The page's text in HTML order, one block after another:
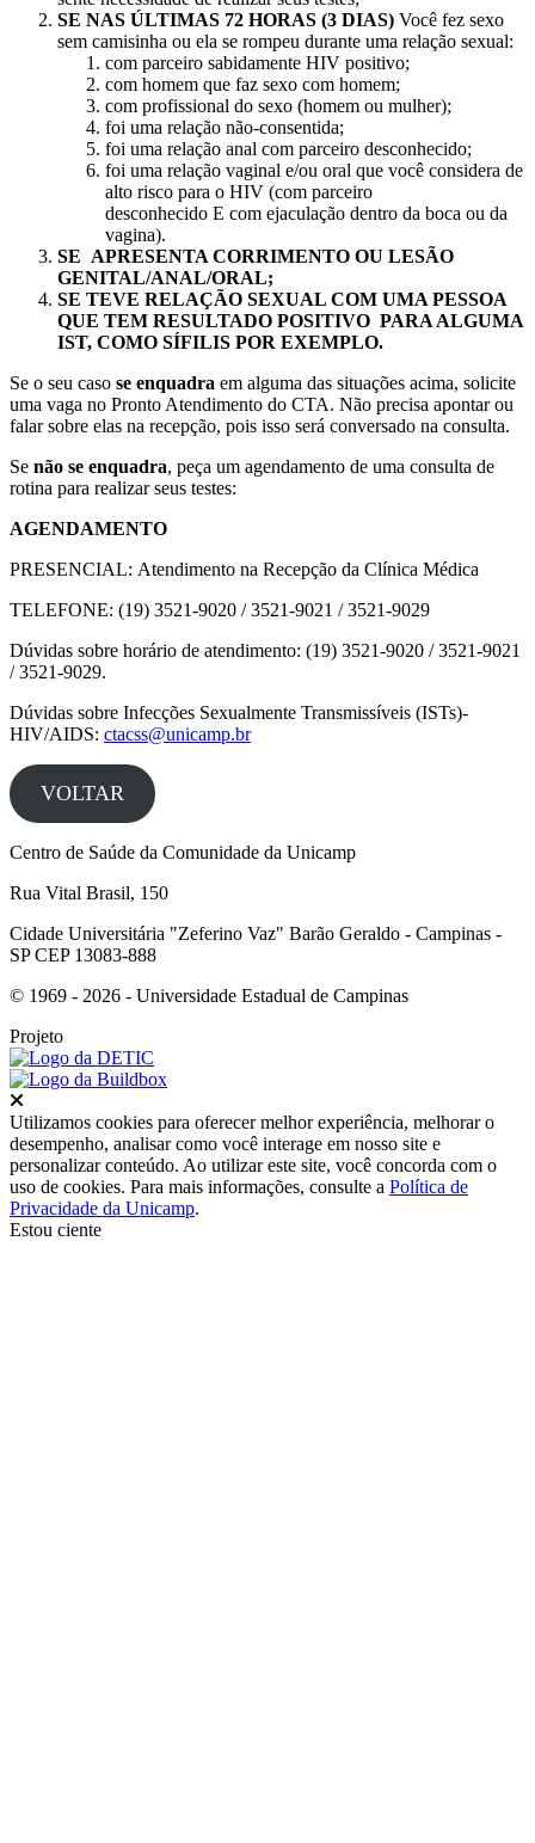
SE NAS ÚLTIMAS 72 HORAS (3 DIAS) Você fez sexo
sem camisinha ou ela se rompeu durante uma relação sexual:
com parceiro sabidamente HIV positivo;
com homem que faz sexo com homem;
com profissional do sexo (homem ou mulher);
foi uma relação não-consentida;
foi uma relação anal com parceiro desconhecido;
foi uma relação vaginal e/ou oral que você considera de
alto risco para o HIV (com parceiro
desconhecido E com ejaculação dentro da boca ou da
vagina).
SE APRESENTA CORRIMENTO OU LESÃO
GENITAL/ANAL/ORAL;
SE TEVE RELAÇÃO SEXUAL COM UMA PESSOA
QUE TEM RESULTADO POSITIVO PARA ALGUMA
IST, COMO SÍFILIS POR EXEMPLO.
Se o seu caso se enquadra em alguma das situações acima, solicite
uma vaga no Pronto Atendimento do CTA. Não precisa apontar ou
falar sobre elas na recepção, pois isso será conversado na consulta.
Se não se enquadra, peça um agendamento de uma consulta de
rotina para realizar seus testes:
AGENDAMENTO
PRESENCIAL: Atendimento na Recepção da Clínica Médica
TELEFONE: (19) 3521-9020 / 3521-9021 / 3521-9029
Dúvidas sobre horário de atendimento: (19) 3521-9020 / 3521-9021
/ 3521-9029.
Dúvidas sobre Infecções Sexualmente Transmissíveis (ISTs)-
HIV/AIDS: ctacss@unicamp.br
VOLTAR
Centro de Saúde da Comunidade da Unicamp
Rua Vital Brasil, 150
Cidade Universitária "Zeferino Vaz" Barão Geraldo - Campinas -
SP CEP 13083-888
© 1969 - 2026 - Universidade Estadual de Campinas
Projeto
Utilizamos cookies para oferecer melhor experiência, melhorar o
desempenho, analisar como você interage em nosso site e
personalizar conteúdo. Ao utilizar este site, você concorda com o
uso de cookies. Para mais informações, consulte a Política de
Privacidade da Unicamp.
Estou ciente